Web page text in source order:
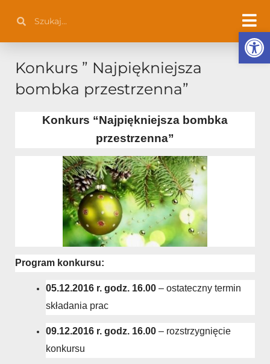
treści
Konkurs ” Najpiękniejsza
bombka przestrzenna”
Konkurs “Najpiękniejsza bombka
przestrzenna”
Program konkursu:
05.12.2016 r. godz. 16.00 – ostateczny termin
składania prac
09.12.2016 r. godz. 16.00 – rozstrzygnięcie
konkursu